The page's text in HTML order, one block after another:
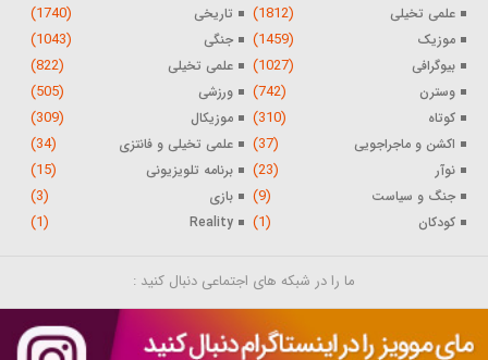
علمی تخیلی (1812) تاریخی (1740)
موزیک (1459) جنگی (1043)
بیوگرافی (1027) علمی تخیلی (822)
وسترن (742) ورزشی (505)
کوتاه (310) موزیکال (309)
اکشن و ماجراجویی (37) علمی تخیلی و فانتزی (34)
نوآر (23) برنامه تلویزیونی (15)
جنگ و سیاست (9) بازی (3)
کودکان (1)
Reality
(1)
ما را در شبکه های اجتماعی دنبال کنید :